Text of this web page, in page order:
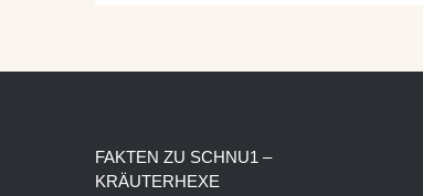
FAKTEN ZU SCHNU1 –
KRÄUTERHEXE